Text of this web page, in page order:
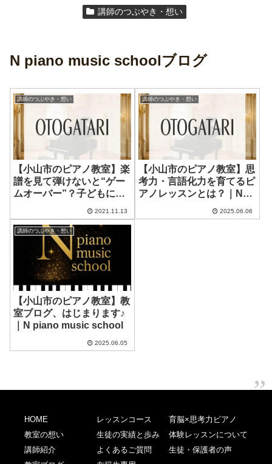
講師のつぶやき・想い
N piano music schoolブログ
講師のつぶやき・想い
【小山市のピアノ教室】楽
譜を見て弾けないと“ゲー
ムオーバー”？子どもに伝
school
2021.11.13
講師のつぶやき・想い
【小山市のピアノ教室】思
考力・言語化力を育てるピ
アノレッスンとは？｜N
2025.06.06
講師のつぶやき・想い
【小山市のピアノ教室】教
室ブログ、はじまります♪
｜N piano music school
2025.06.05
HOME レッスンコース
育脳×思考力ピアノ
教室の想い
生徒の実績と歩み
体験レッスンについて
講師紹介
よくあるご質問
生徒・保護者の声